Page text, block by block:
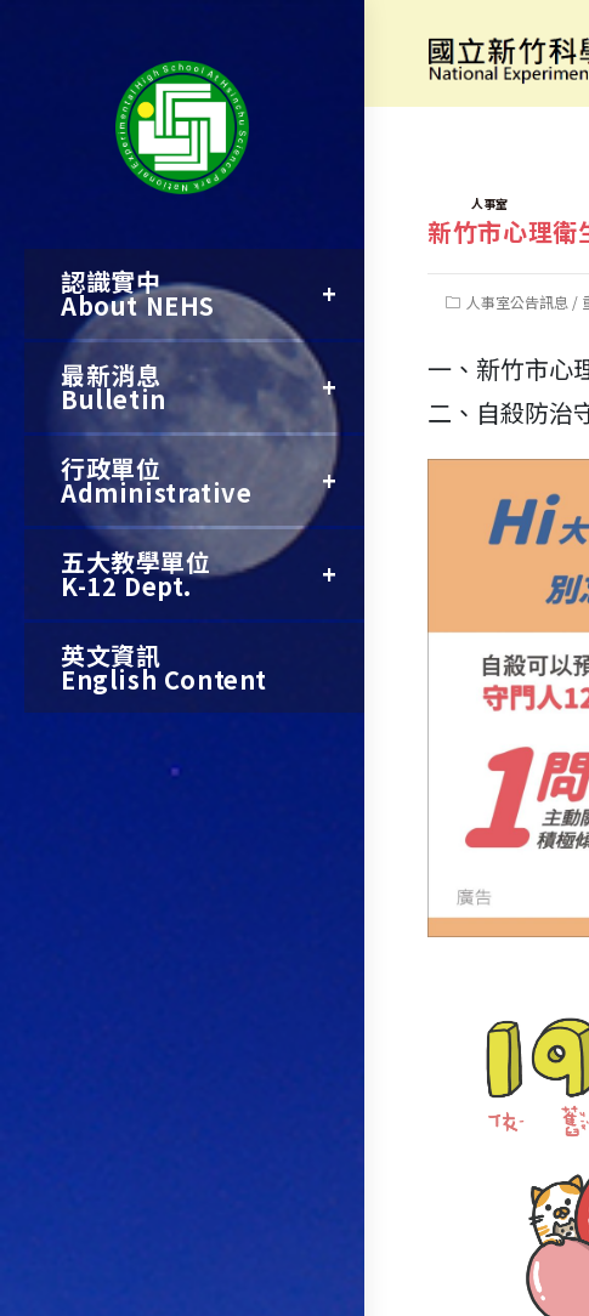
至
認識實中
About NEHS
最新消息
Bulletin
行政單位
Administrative
五大教學單位
K-12 Dept.
英文資訊
English Content
[社區關懷]新
人事室
新竹市心理衛
Post人事室公告訊息 /
一、新竹市心
二、自殺防治